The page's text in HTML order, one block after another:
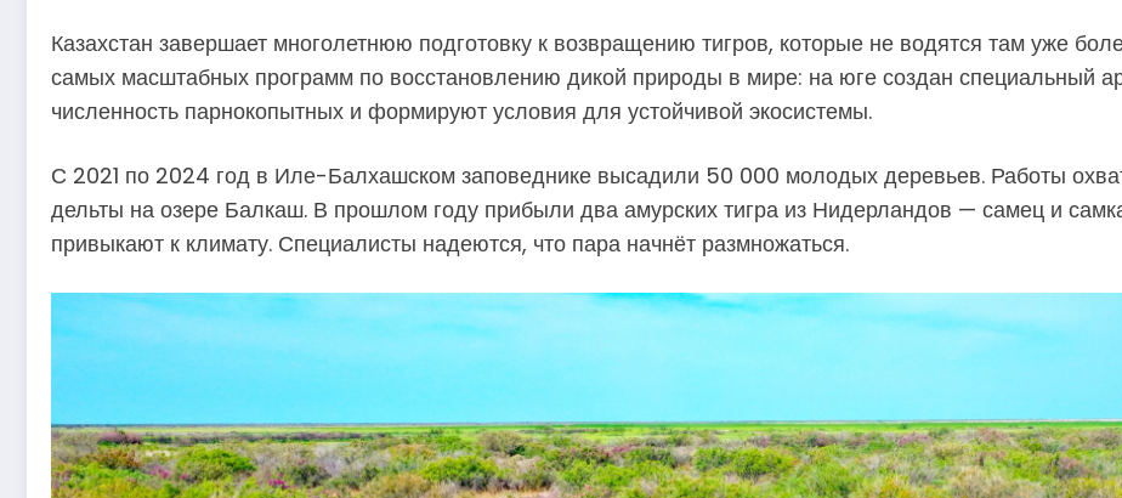
Казахстан завершает многолетнюю подготовку к возвращению тигров, которые не водятся там уже
самых масштабных программ по восстановлению дикой природы в мире: на юге создан специальный
численность парнокопытных и формируют условия для устойчивой экосистемы.
С 2021 по 2024 год в Иле-Балхашском заповеднике высадили 50 000 молодых деревьев. Работы
дельты на озере Балкаш. В прошлом году прибыли два амурских тигра из Нидерландов — самец и
привыкают к климату. Специалисты надеются, что пара начнёт размножаться.